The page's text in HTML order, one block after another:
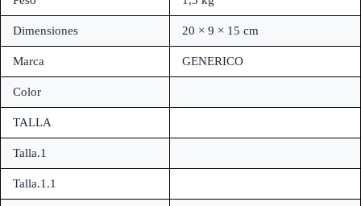
Dimensiones 20 × 9 × 15 cm
Marca GENERICO
Color
TALLA
Talla.1
Talla.1.1